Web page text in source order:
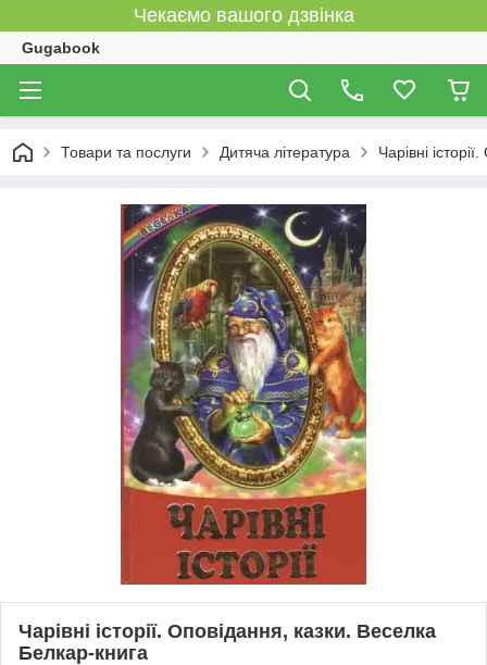
Чекаємо вашого дзвінка
Gugabook
Товари та послуги Дитяча література Чарівні
Чарівні історії. Оповідання, казки. Веселка
Белкар-книга